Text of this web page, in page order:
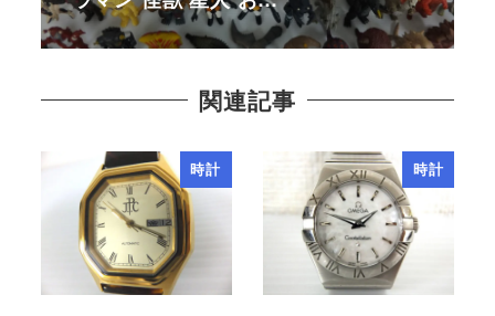
関連記事
時計 時計